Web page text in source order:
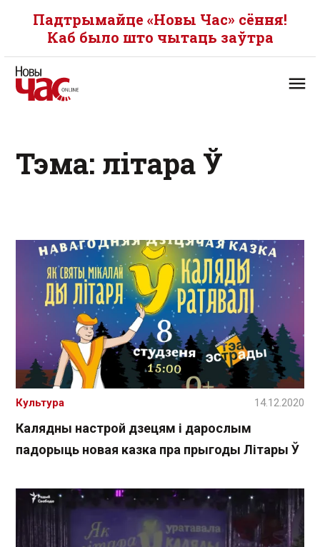
Падтрымайце «Новы Час» сёння!
Каб было што чытаць заўтра
Тэма: літара Ў
Калядны настрой дзецям і дарослым
падорыць новая казка пра прыгоды Літары Ў
Культура 14.12.2020